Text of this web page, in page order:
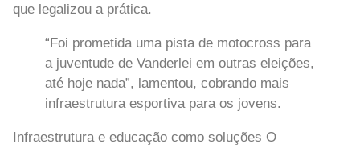
que legalizou a prática.
“Foi prometida uma pista de motocross para
a juventude de Vanderlei em outras eleições,
até hoje nada”, lamentou, cobrando mais
infraestrutura esportiva para os jovens.
Infraestrutura e educação como soluções O